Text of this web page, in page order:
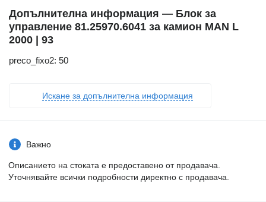
Допълнителна информация — Блок за
управление 81.25970.6041 за камион MAN L
2000 | 93
preco_fixo2: 50
Искане за допълнителна информация
Важно
Описанието на стоката е предоставено от продавача.
Уточнявайте всички подробности директно с продавача.